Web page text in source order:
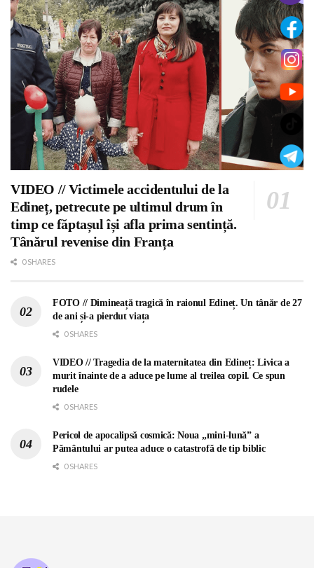
VIDEO // Victimele accidentului de la
Edineț, petrecute pe ultimul drum în
timp ce făptașul își afla prima sentință.
Tânărul revenise din Franța
0 SHARES
FOTO // Dimineață tragică în raionul Edineț. Un tânăr de 27
de ani și-a pierdut viața
0 SHARES
VIDEO // Tragedia de la maternitatea din Edineț: Livica a
murit înainte de a aduce pe lume al treilea copil. Ce spun
rudele
0 SHARES
Pericol de apocalipsă cosmică: Noua „mini-lună” a
Pământului ar putea aduce o catastrofă de tip biblic
0 SHARES